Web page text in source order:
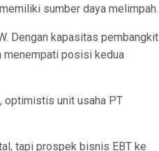
sumber daya melimpah.
Dengan kapasitas pembangkit
menempati posisi kedua
optimistis unit usaha PT
tapi prospek bisnis EBT ke